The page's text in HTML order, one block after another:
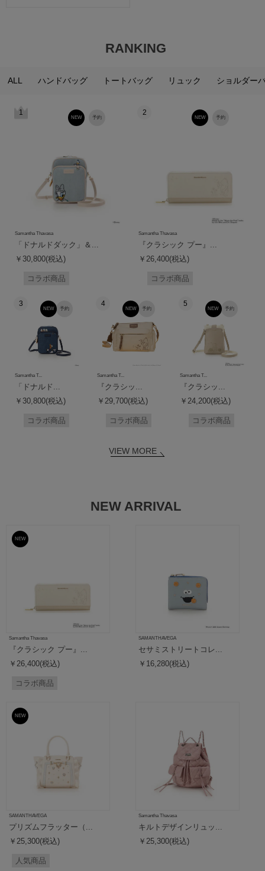
RANKING
ALL ハンドバッグ トートバッグ リュック ショルダー
1
予約
NEW
Samantha Thavasa
「ドナルドダック」＆...
￥30,800(税込)
コラボ商品
2
予約
NEW
Samantha Thavasa
『クラシック プー』...
￥26,400(税込)
コラボ商品
3
予約
NEW
Samantha T...
「ドナルド...
￥30,800(税込)
コラボ商品
4
予約
NEW
Samantha T...
『クラシッ...
￥29,700(税込)
コラボ商品
5
予約
NEW
Samantha T...
『クラシッ...
￥24,200(税込)
コラボ商品
VIEW MORE
NEW ARRIVAL
予約
NEW
Samantha Thavasa
『クラシック プー』...
￥26,400(税込)
コラボ商品
SAMANTHAVEGA
セサミストリートコレ...
￥16,280(税込)
NEW
SAMANTHAVEGA
プリズムフラッター（...
￥25,300(税込)
人気商品
Samantha Thavasa
キルトデザインリュッ...
￥25,300(税込)